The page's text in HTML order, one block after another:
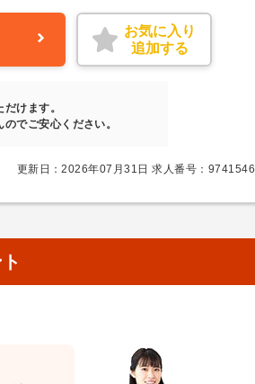
お気に入り
追加する
けます。
でご安心ください。
更新日：2026年07月31日 求人番号：9741546